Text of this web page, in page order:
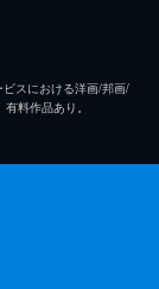
スにおける洋画/邦画/
料作品あり。